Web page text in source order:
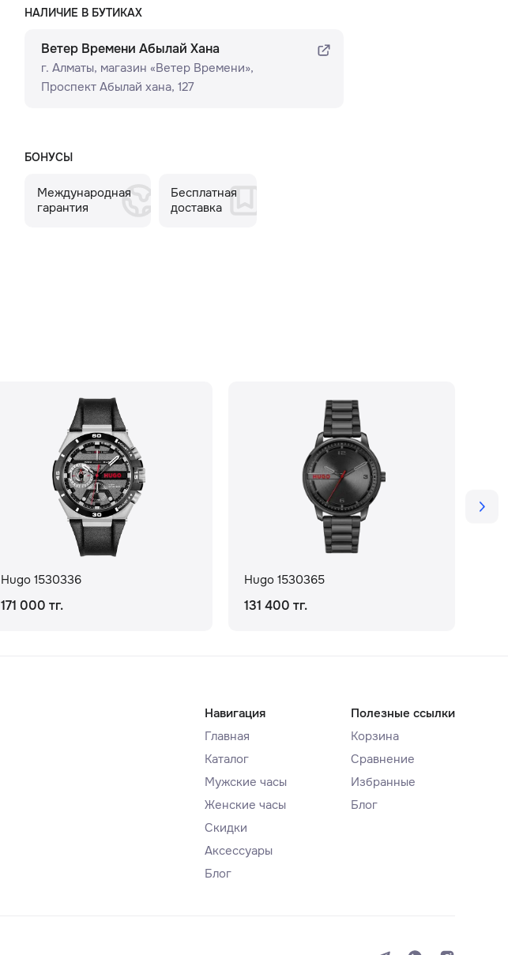
НАЛИЧИЕ В БУТИКАХ
Ветер Времени Абылай Хана
г. Алматы, ​магазин «Ветер Времени»​,
Проспект Абылай хана, 127
БОНУСЫ
Международная
гарантия
Бесплатная
доставка
Hugo 1530336
171 000 тг.
Hugo 1530365
131 400 тг.
Навигация
Главная
Каталог
Мужские часы
Женские часы
Скидки
Аксессуары
Блог
Полезные ссылки
Корзина
Сравнение
Избранные
Блог